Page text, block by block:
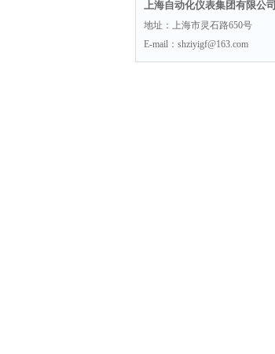
上海自动化仪表集团有限公司
地址：上海市灵石路650号
E-mail：shziyigf@163.com